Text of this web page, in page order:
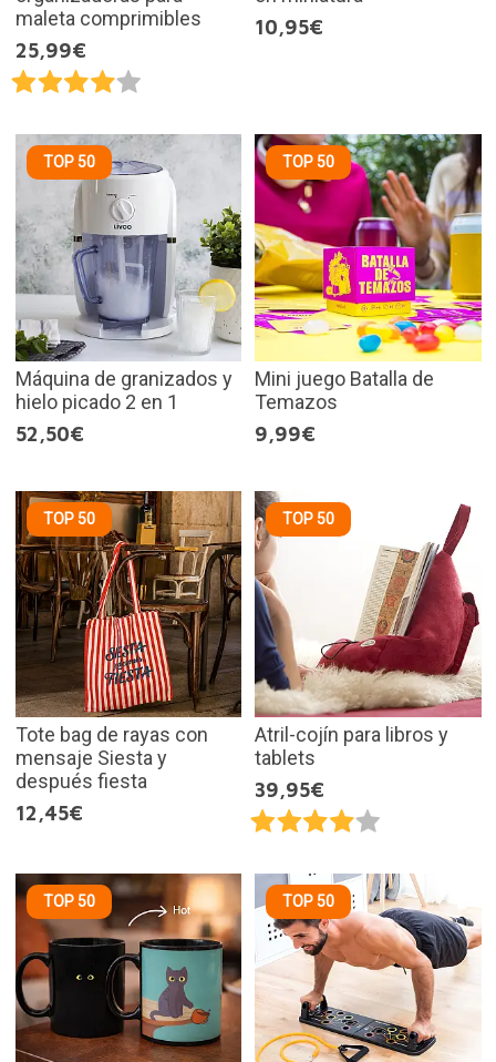
maleta comprimibles
25,99€
10,95€
TOP 50
Máquina de granizados y
hielo picado 2 en 1
52,50€
TOP 50
Mini juego Batalla de
Temazos
9,99€
TOP 50
Tote bag de rayas con
mensaje Siesta y
después fiesta
12,45€
TOP 50
Atril-cojín para libros y
tablets
39,95€
TOP 50 TOP 50